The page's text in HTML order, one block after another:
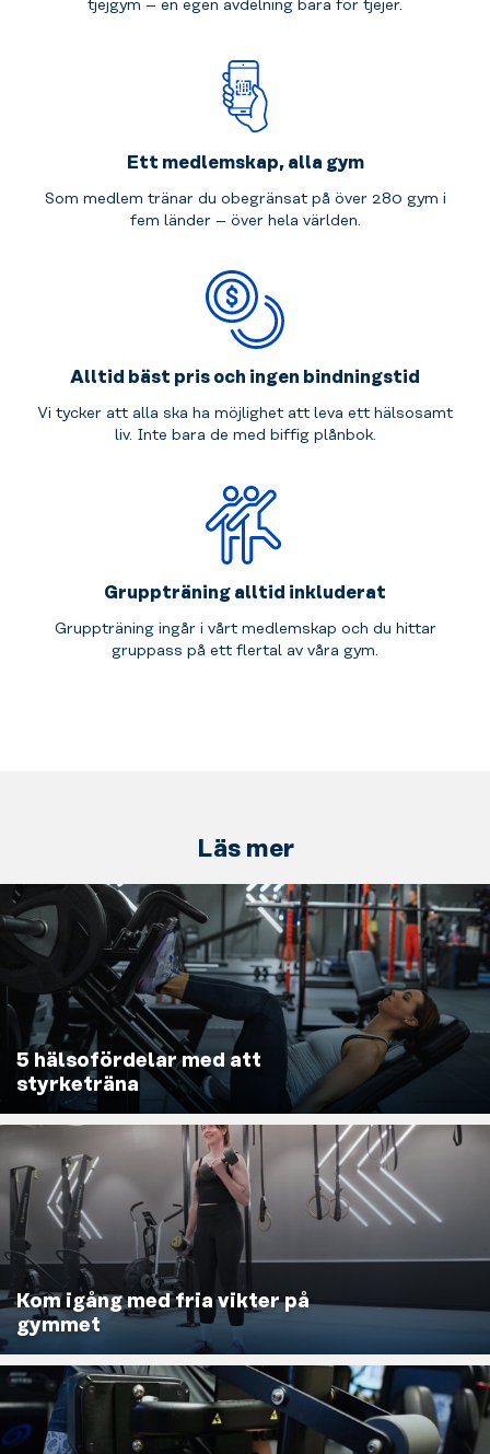
tjejgym – en egen avdelning bara för tjejer.
Ett medlemskap, alla gym
Som medlem tränar du obegränsat på över 280 gym i
fem länder – över hela världen.
Alltid bäst pris och ingen bindningstid
Vi tycker att alla ska ha möjlighet att leva ett hälsosamt
liv. Inte bara de med biffig plånbok.
Gruppträning alltid inkluderat
Gruppträning ingår i vårt medlemskap och du hittar
gruppass på ett flertal av våra gym.
Läs mer
5 hälsofördelar med att
styrketräna
Kom igång med fria vikter på
gymmet